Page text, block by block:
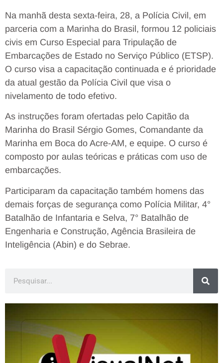
Na manhã desta sexta-feira, 28, a Polícia Civil, em
parceria com a Marinha do Brasil, formou 12 policiais
civis em Curso Especial para Tripulação de
Embarcações de Estado no Serviço Público (ETSP).
O curso visa a capacitação continuada e é prioridade
da atual gestão da Polícia Civil que visa o
nivelamento de todo efetivo.
As instruções foram ofertadas pelo Capitão da
Marinha do Brasil Sérgio Gomes, Comandante da
Marinha em Boca do Acre-AM, e equipe. O curso é
composto por aulas teóricas e práticas com uso de
embarcações.
Participaram da capacitação também homens das
demais forças de segurança como Polícia Militar, 4°
Batalhão de Infantaria e Selva, 7° Batalhão de
Engenharia e Construção, Agência Brasileira de
Inteligência (Abin) e do Sebrae.